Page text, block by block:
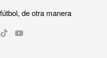
de otra manera